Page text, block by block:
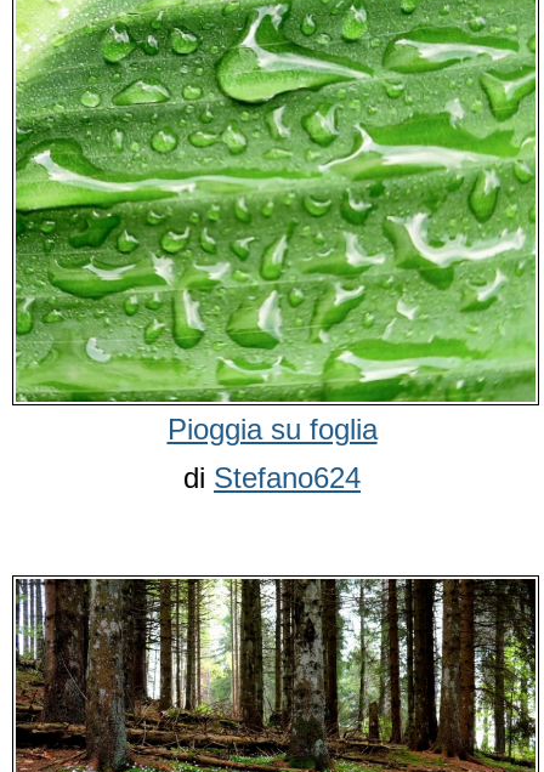
Pioggia su foglia
di Stefano624